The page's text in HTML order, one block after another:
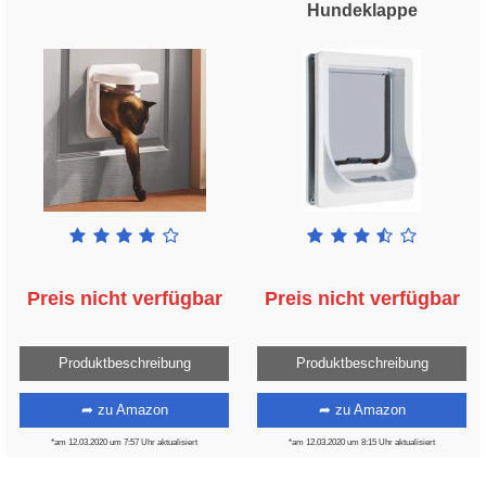
Preis nicht verfügbar
Produktbeschreibung
➦ zu Amazon
*am 12.03.2020 um 7:57 Uhr aktualisiert
Hundeklappe
Preis nicht verfügbar
Produktbeschreibung
➦ zu Amazon
*am 12.03.2020 um 8:15 Uhr aktualisiert